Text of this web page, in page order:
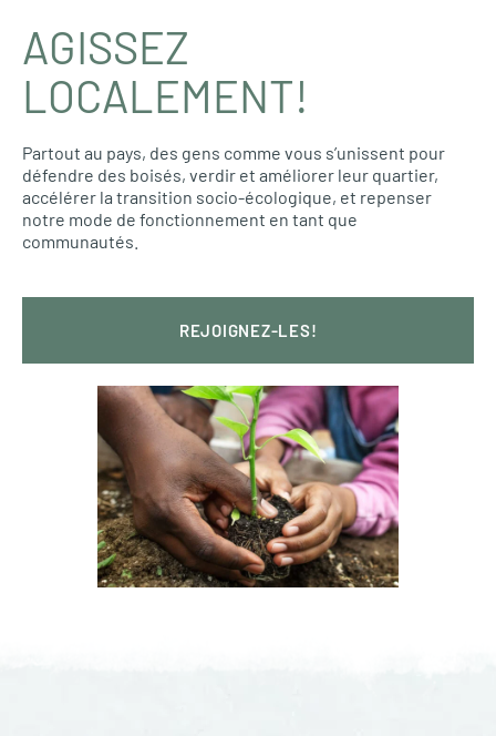
AGISSEZ
LOCALEMENT!
Partout au pays, des gens comme vous s’unissent pour
défendre des boisés, verdir et améliorer leur quartier,
accélérer la transition socio-écologique, et repenser
notre mode de fonctionnement en tant que
communautés.
REJOIGNEZ-LES!